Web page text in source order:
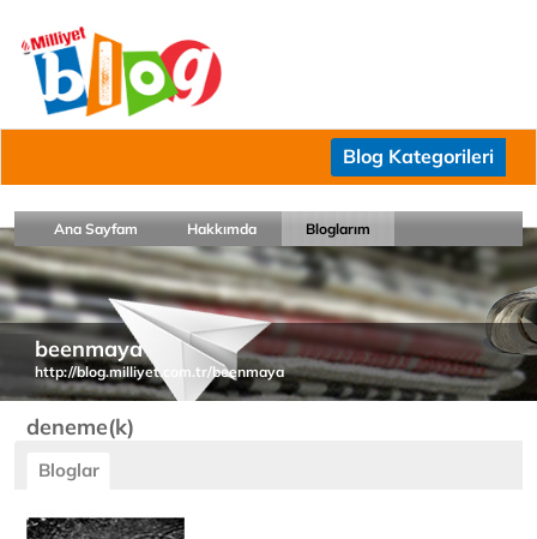
Blog Kategorileri
Ana Sayfam Hakkımda Bloglarım
beenmaya
http://blog.milliyet.com.tr/beenmaya
deneme(k)
Bloglar